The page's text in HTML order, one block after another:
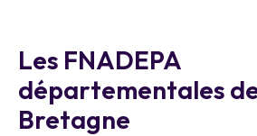
Les FNADEPA
départementales
Bretagne